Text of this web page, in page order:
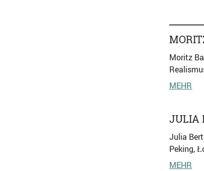
Moritz
MEHR
JULIA
Julia
Peking,
MEHR